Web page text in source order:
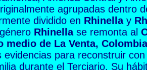
agrupadas dentro
dividido en Rhinellay
Rhinellase remonta al
medio de La Venta, Colombia
evidencias para reconstruir
durante el Terciario. Su